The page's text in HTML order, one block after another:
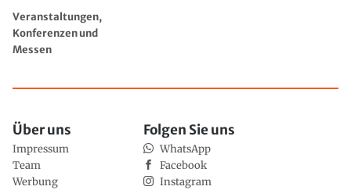
Veranstaltungen,
Konferenzen und
Messen
Über uns
Impressum
Team
Werbung
Folgen Sie uns
WhatsApp
Facebook
Instagram